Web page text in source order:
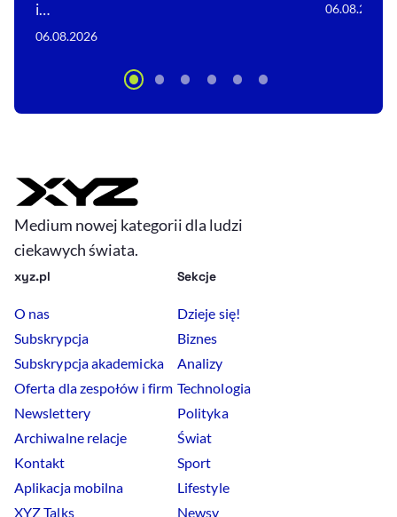
i…
06.08.2026
06.08.2026
Medium nowej kategorii dla ludzi
ciekawych świata.
xyz.pl
O nas
Subskrypcja
Subskrypcja akademicka
Oferta dla zespołów i firm
Newslettery
Archiwalne relacje
Kontakt
Aplikacja mobilna
XYZ Talks
Sekcje
Dzieje się!
Biznes
Analizy
Technologia
Polityka
Świat
Sport
Lifestyle
Newsy